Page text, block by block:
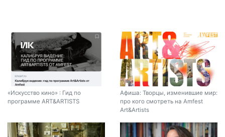
«Искусство кино» : Гид по
программе ART&ARTISTS
Афиша: Творцы, изменившие мир:
про кого смотреть на Amfest
Art&Artists